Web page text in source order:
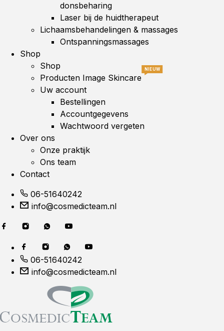
donsbeharing
Laser bij de huidtherapeut
Lichaamsbehandelingen & massages
Ontspanningsmassages
Shop
Shop
Producten Image Skincare
NIEUW
Uw account
Bestellingen
Accountgegevens
Wachtwoord vergeten
Over ons
Onze praktijk
Ons team
Contact
06-51640242
info@cosmedicteam.nl
06-51640242
info@cosmedicteam.nl